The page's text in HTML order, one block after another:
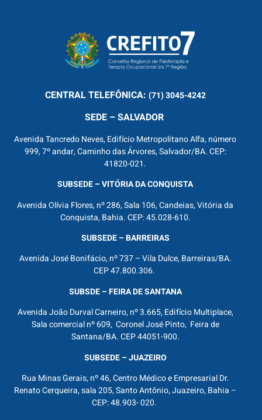
CENTRALTELEFÔNICA: (71) 3045-4242
SEDE – SALVADOR
Avenida Tancredo Neves, Edifício Metropolitano Alfa, número
999, 7º andar, Caminho das Árvores, Salvador/BA. CEP:
41820-021.
SUBSEDE – VITÓRIA DA CONQUISTA
Avenida Olívia Flores, nº 286, Sala 106, Candeias, Vitória da
Conquista, Bahia. CEP: 45.028-610.
SUBSEDE – BARREIRAS
Avenida José Bonifácio, nº 737 – Vila Dulce, Barreiras/BA.
CEP 47.800.306.
SUBSDE – FEIRA DE SANTANA
Avenida João Durval Carneiro, nº 3.665, Edifício Multiplace,
Sala comercial nº 609, Coronel José Pinto, Feira de
Santana/BA. CEP 44051-900.
SUBSEDE – JUAZEIRO
Rua Minas Gerais, nº 46, Centro Médico e Empresarial Dr.
Renato Cerqueira, sala 205, Santo Antônio, Juazeiro, Bahia –
CEP: 48.903- 020.